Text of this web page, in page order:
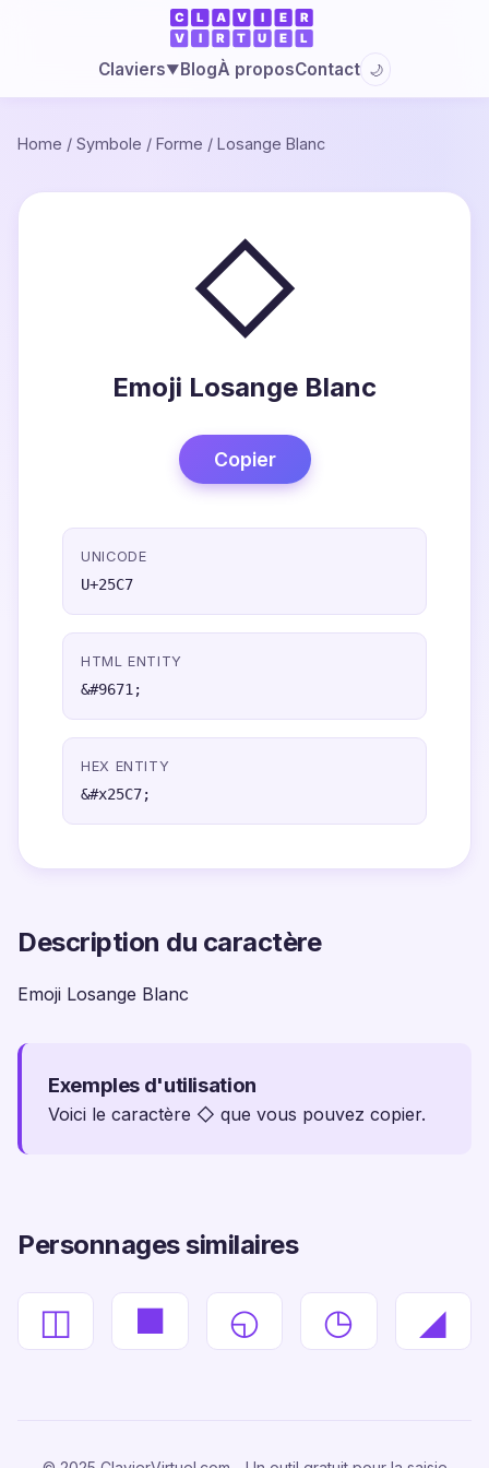
Claviers▼BlogÀ proposContact 🌙
Home / Symbole / Forme / Losange Blanc
◇
Emoji Losange Blanc
Copier
UNICODE
U+25C7
HTML ENTITY
&#9671;
HEX ENTITY
&#x25C7;
Description du caractère
Emoji Losange Blanc
Exemples d'utilisation
Voici le caractère ◇ que vous pouvez copier.
Personnages similaires
◫ ■ ◵ ◷ ◢